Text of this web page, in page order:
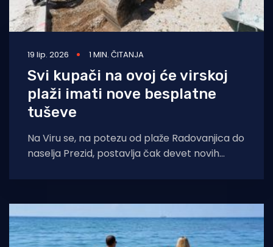
19 lip. 2026 1 MIN. ČITANJA
Svi kupači na ovoj će virskoj
plaži imati nove besplatne
tuševe
Na Viru se, na potezu od plaže Radovanjica do
naselja Prezid, postavlja čak devet novih